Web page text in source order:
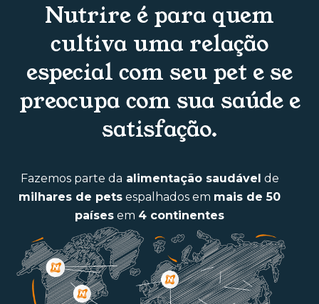
Nutrire é para quem
cultiva uma relação
especial com seu pet e se
preocupa com sua saúde e
satisfação.
Fazemos parte da alimentação saudável de
milhares de pets espalhados em mais de 50
países em 4 continentes